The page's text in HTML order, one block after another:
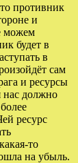
противник
и
можем
будет в
в
сам
и ресурсы
должно
ресурс
то
на убыль.